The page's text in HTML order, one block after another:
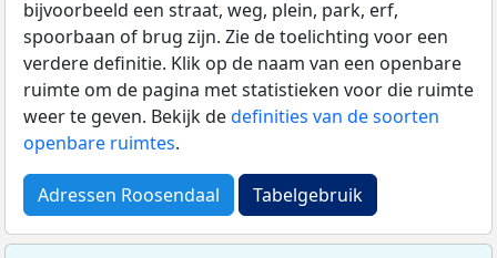
bijvoorbeeld een straat, weg, plein, park, erf,
spoorbaan of brug zijn. Zie de toelichting voor een
verdere definitie. Klik op de naam van een openbare
ruimte om de pagina met statistieken voor die ruimte
weer te geven. Bekijk dedefinities van de soorten
openbare ruimtes.
Adressen Roosendaal Tabelgebruik